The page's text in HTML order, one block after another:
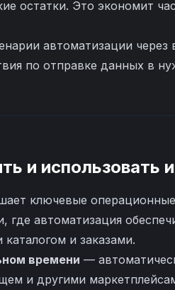
остатки. Это экономит
автоматизации через
по отправке данных в
и использовать
ключевые
где автоматизация
и заказами.
времени —
и другими